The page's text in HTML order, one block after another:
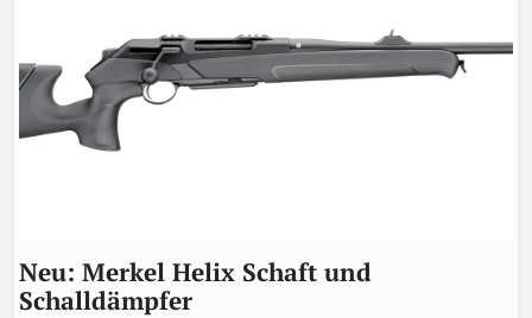
Neu: Merkel Helix Schaft und
Schalldämpfer